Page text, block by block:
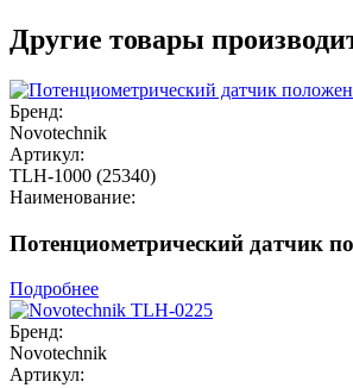
Другие товары
Бренд:
Novotechnik
Артикул:
TLH-1000 (25340)
Наименование:
Потенциометрический датчик
Подробнее
Бренд:
Novotechnik
Артикул: